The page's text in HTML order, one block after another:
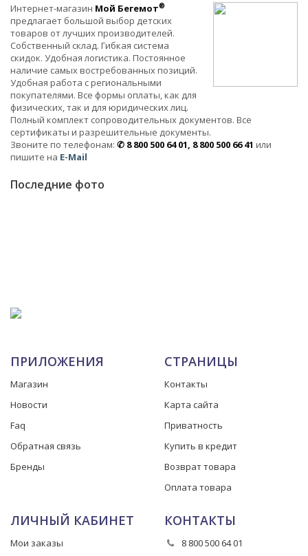
Интернет-магазин Мой Бегемот®
предлагает большой выбор детских
товаров от лучших производителей.
Собственный склад. Гибкая система
скидок. Удобная логистика. Постоянное
наличие самых востребованных позиций.
Удобная работа с региональными
покупателями. Все формы оплаты, как для
физических, так и для юридических лиц.
Полный комплект сопроводительных документов. Все
сертификаты и разрешительные документы.
Звоните по телефонам: ✆ 8 800 500 64 01, 8 800 500 66 41 или
пишите на E-Mail
Последние фото
ПРИЛОЖЕНИЯ
Магазин
Новости
Faq
Обратная связь
Бренды
СТРАНИЦЫ
Контакты
Карта сайта
Приватность
Купить в кредит
Возврат товара
Оплата товара
ЛИЧНЫЙ КАБИНЕТ
Мои заказы
КОНТАКТЫ
8 800 500 64 01